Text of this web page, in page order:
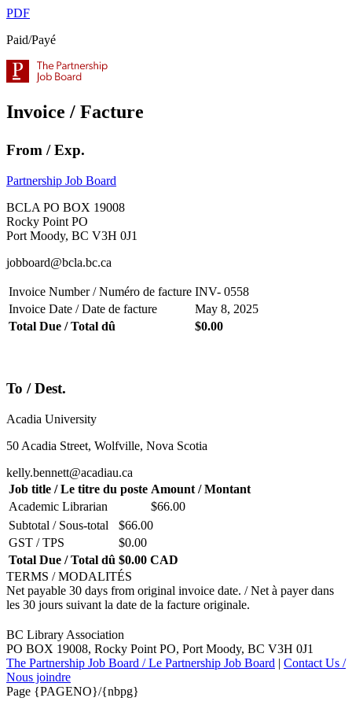
PDF
Paid/Payé
Invoice / Facture
From / Exp.
Partnership Job Board
BCLA PO BOX 19008
Rocky Point PO
Port Moody, BC V3H 0J1
jobboard@bcla.bc.ca
Invoice Number / Numéro de facture INV- 0558
Invoice Date / Date de facture
May 8, 2025
Total Due / Total dû
$0.00
To / Dest.
Acadia University
50 Acadia Street, Wolfville, Nova Scotia
kelly.bennett@acadiau.ca
Job title / Le titre du poste Amount / Montant
Academic Librarian
$66.00
Subtotal / Sous-total
$66.00
GST / TPS
$0.00
Total Due / Total dû $0.00 CAD
TERMS / MODALITÉS
Net payable 30 days from original invoice date. / Net à payer dans
les 30 jours suivant la date de la facture originale.
BC Library Association
PO BOX 19008, Rocky Point PO, Port Moody, BC V3H 0J1
The Partnership Job Board / Le Partnership Job Board | Contact Us /
Nous joindre
Page {PAGENO}/{nbpg}